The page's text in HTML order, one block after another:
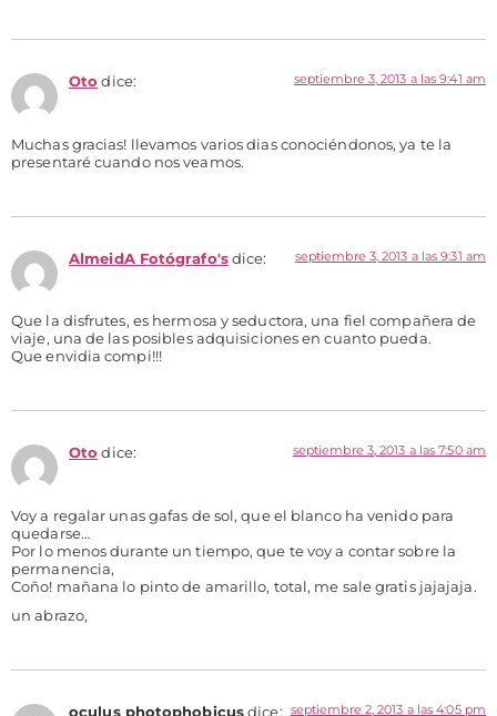
Oto dice: septiembre 3, 2013 a las 9:41 am
Muchas gracias! llevamos varios dias conociéndonos, ya te la
presentaré cuando nos veamos.
AlmeidA Fotógrafo's dice: septiembre 3, 2013 a las 9:31 am
Que la disfrutes, es hermosa y seductora, una fiel compañera de
viaje, una de las posibles adquisiciones en cuanto pueda.
Que envidia compi!!!
Oto dice: septiembre 3, 2013 a las 7:50 am
Voy a regalar unas gafas de sol, que el blanco ha venido para
quedarse…
Por lo menos durante un tiempo, que te voy a contar sobre la
permanencia,
Coño! mañana lo pinto de amarillo, total, me sale gratis jajajaja.
un abrazo,
oculus photophobicus dice: septiembre 2, 2013 a las 4:05 pm